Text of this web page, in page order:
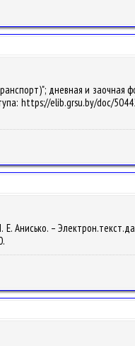
дневная и заочная
https://elib.grsu.by/doc/
Анисько. –